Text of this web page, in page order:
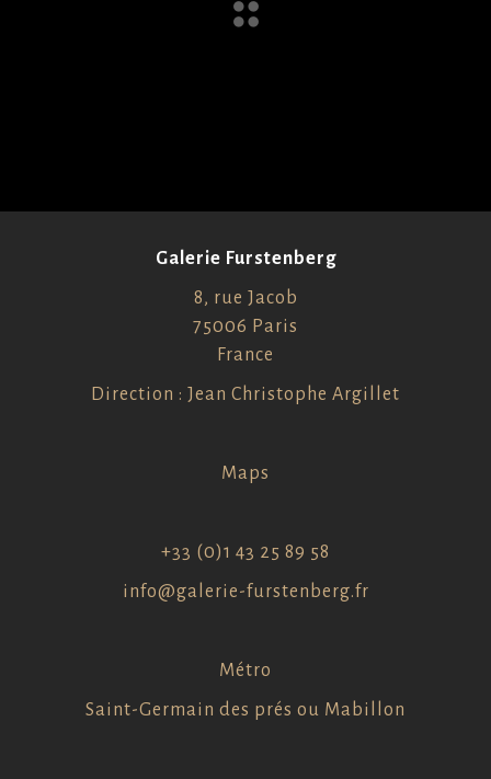
Galerie Furstenberg
8, rue Jacob
75006 Paris
France
Direction : Jean Christophe Argillet
Maps
+33 (0)1 43 25 89 58
info@galerie-furstenberg.fr
Métro
Saint-Germain des prés ou Mabillon